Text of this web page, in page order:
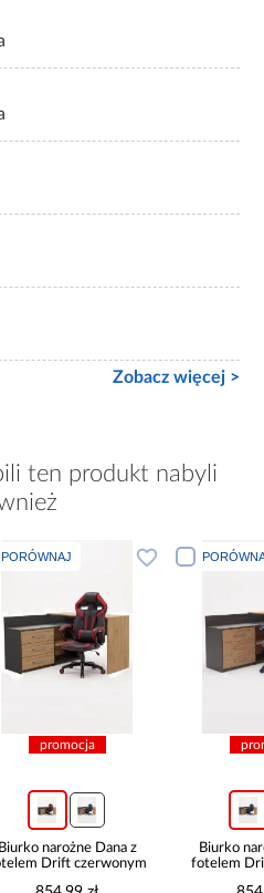
Zobacz więcej >
ten produkt nabyli
PORÓWNAJ
promocja
Biurko narożne Dana z
Drift czerwonym
Biurko
fotelem